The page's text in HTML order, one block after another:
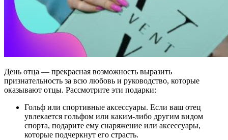
День отца — прекрасная возможность выразить
признательность за всю любовь и руководство, которые
оказывают отцы. Рассмотрите эти подарки:
Гольф или спортивные аксессуары. Если ваш отец
увлекается гольфом или каким-либо другим видом
спорта, подарите ему снаряжение или аксессуары,
которые подчеркнут его страсть.